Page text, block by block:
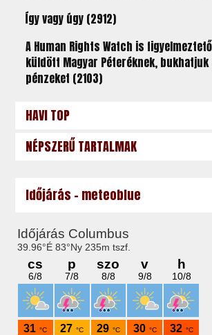
Így vagy úgy (2912)
A Human Rights Watch is
küldött Magyar Péteréknek,
pénzeket (2103)
HAVI TOP
NÉPSZERŰ TARTALMAK
Időjárás - meteoblue